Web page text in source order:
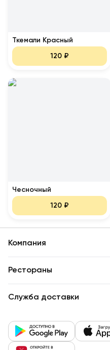
Ткемали Красный
120 ₽
Чесночный
120 ₽
Компания
Рестораны
Служба доставки